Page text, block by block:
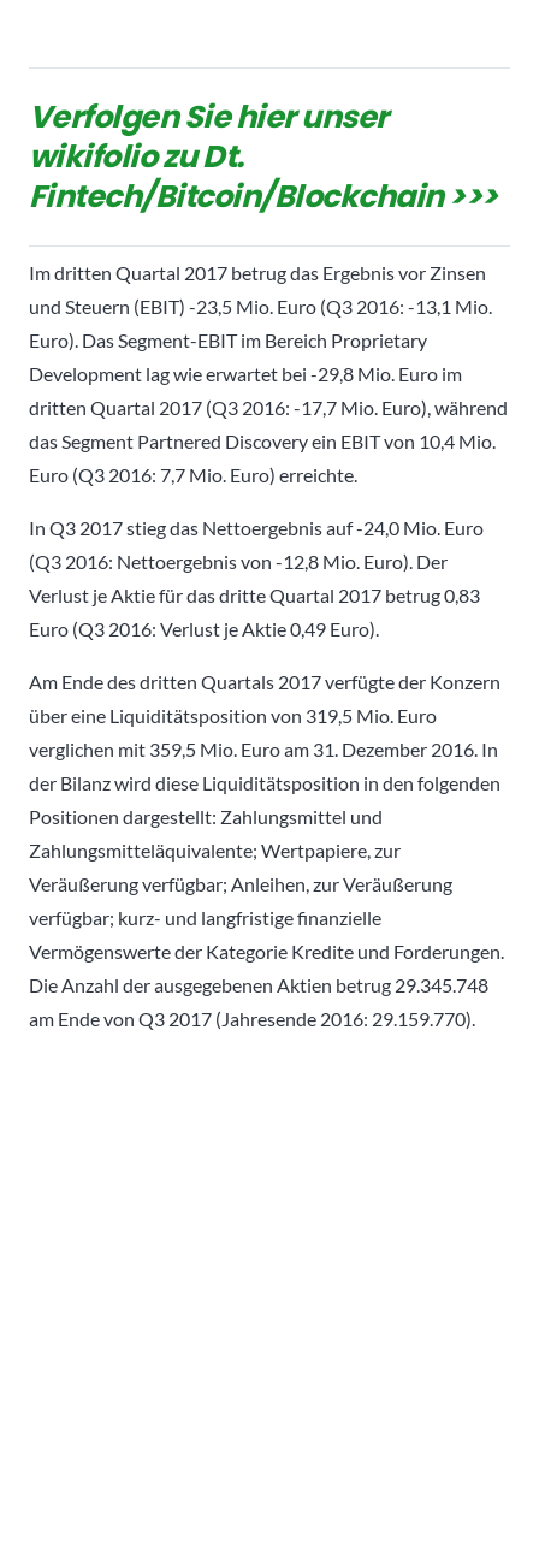
Verfolgen Sie hier unser
wikifolio zu Dt.
Fintech/Bitcoin/Blockchain >>>
Im dritten Quartal 2017 betrug das Ergebnis vor Zinsen
und Steuern (EBIT) -23,5 Mio. Euro (Q3 2016: -13,1 Mio.
Euro). Das Segment-EBIT im Bereich Proprietary
Development lag wie erwartet bei -29,8 Mio. Euro im
dritten Quartal 2017 (Q3 2016: -17,7 Mio. Euro), während
das Segment Partnered Discovery ein EBIT von 10,4 Mio.
Euro (Q3 2016: 7,7 Mio. Euro) erreichte.
In Q3 2017 stieg das Nettoergebnis auf -24,0 Mio. Euro
(Q3 2016: Nettoergebnis von -12,8 Mio. Euro). Der
Verlust je Aktie für das dritte Quartal 2017 betrug 0,83
Euro (Q3 2016: Verlust je Aktie 0,49 Euro).
Am Ende des dritten Quartals 2017 verfügte der Konzern
über eine Liquiditätsposition von 319,5 Mio. Euro
verglichen mit 359,5 Mio. Euro am 31. Dezember 2016. In
der Bilanz wird diese Liquiditätsposition in den folgenden
Positionen dargestellt: Zahlungsmittel und
Zahlungsmitteläquivalente; Wertpapiere, zur
Veräußerung verfügbar; Anleihen, zur Veräußerung
verfügbar; kurz- und langfristige finanzielle
Vermögenswerte der Kategorie Kredite und Forderungen.
Die Anzahl der ausgegebenen Aktien betrug 29.345.748
am Ende von Q3 2017 (Jahresende 2016: 29.159.770).